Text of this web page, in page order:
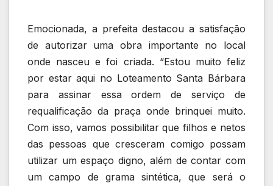
Emocionada, a prefeita destacou a satisfação
de autorizar uma obra importante no local
onde nasceu e foi criada. “Estou muito feliz
por estar aqui no Loteamento Santa Bárbara
para assinar essa ordem de serviço de
requalificação da praça onde brinquei muito.
Com isso, vamos possibilitar que filhos e netos
das pessoas que cresceram comigo possam
utilizar um espaço digno, além de contar com
um campo de grama sintética, que será o